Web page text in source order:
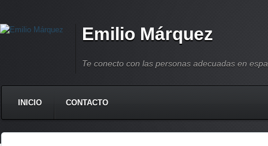
Emilio Márquez
Te conecto con las personas adecuadas en
INICIO CONTACTO